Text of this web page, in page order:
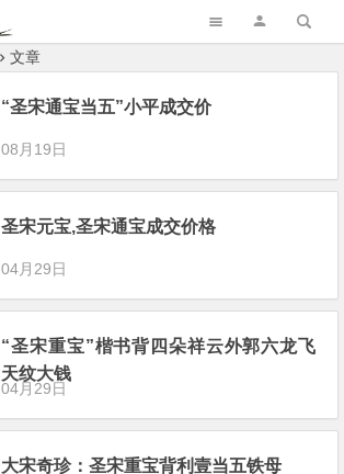
文章
“圣宋通宝当五”小平成交价
08月19日
圣宋元宝,圣宋通宝成交价格
04月29日
“圣宋重宝”楷书背四朵祥云外郭六龙飞
天纹大钱
04月29日
大宋奇珍：圣宋重宝背利壹当五铁母